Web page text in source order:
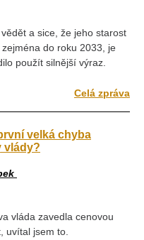
a sice, že jeho starost
do roku 2033, je
použít silnější výraz.
Celá zpráva
velká chyba
vlády?
vláda zavedla cenovou
uvítal jsem to.